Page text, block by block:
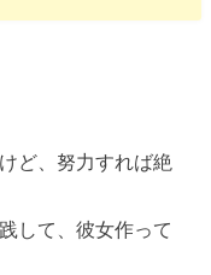
ど、努力すれば絶
して、彼女作って